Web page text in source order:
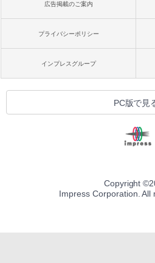
広告掲載のご案内
プライバシーポリシー
インプレスグループ
PC版で見
Copyright ©
Impress Corporation. All